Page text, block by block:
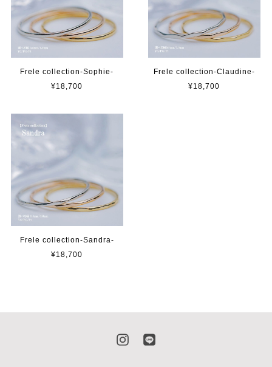
Frele collection-Sophie-
¥18,700
Frele collection-Claudine-
¥18,700
Frele collection-Sandra-
¥18,700